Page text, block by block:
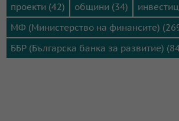
проекти (42)
общини (34)
МФ (Министерство на финансите)
ББР (Българска банка за развитие)